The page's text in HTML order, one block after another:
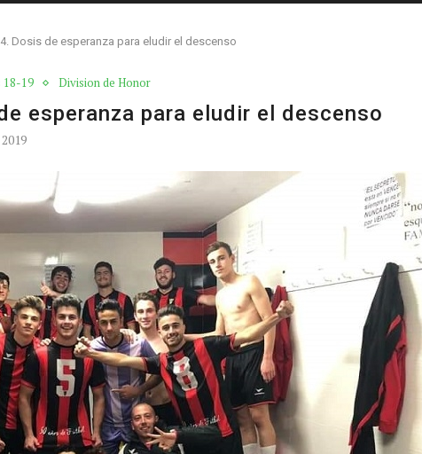
Dosis de esperanza para eludir el descenso
18-19 Division de Honor
esperanza para eludir el descenso